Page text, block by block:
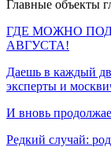
Главные объекты
ГДЕ МОЖНО
АВГУСТА!
Даешь в каждый
эксперты и
И вновь
Редкий случай: